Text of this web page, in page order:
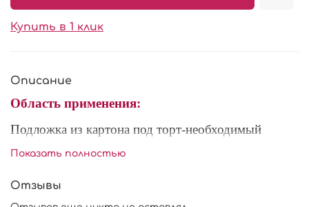
Купить в 1 клик
Описание
Область применения:
Подложка из картона под торт-необходимый
атрибут, который спасет от деформации,
используются для презентации и приносит больше
Показать полностью
Отзывы